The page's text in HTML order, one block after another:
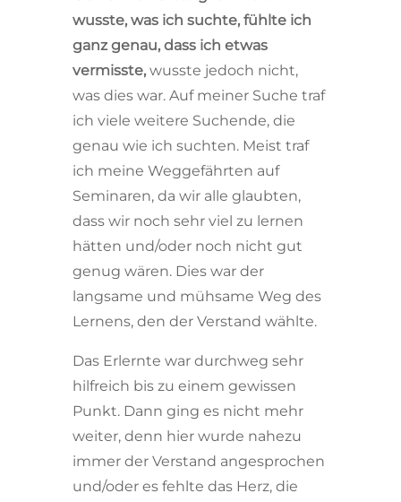
wusste, was ich suchte, fühlte ich
ganz genau, dass ich etwas
vermisste,wusste jedoch nicht,
was dies war. Auf meiner Suche traf
ich viele weitere Suchende, die
genau wie ich suchten. Meist traf
ich meine Weggefährten auf
Seminaren, da wir alle glaubten,
dass wir noch sehr viel zu lernen
hätten und/oder noch nicht gut
genug wären. Dies war der
langsame und mühsame Weg des
Lernens, den der Verstand wählte.
Das Erlernte war durchweg sehr
hilfreich bis zu einem gewissen
Punkt. Dann ging es nicht mehr
weiter, denn hier wurde nahezu
immer der Verstand angesprochen
und/oder es fehlte das Herz, die